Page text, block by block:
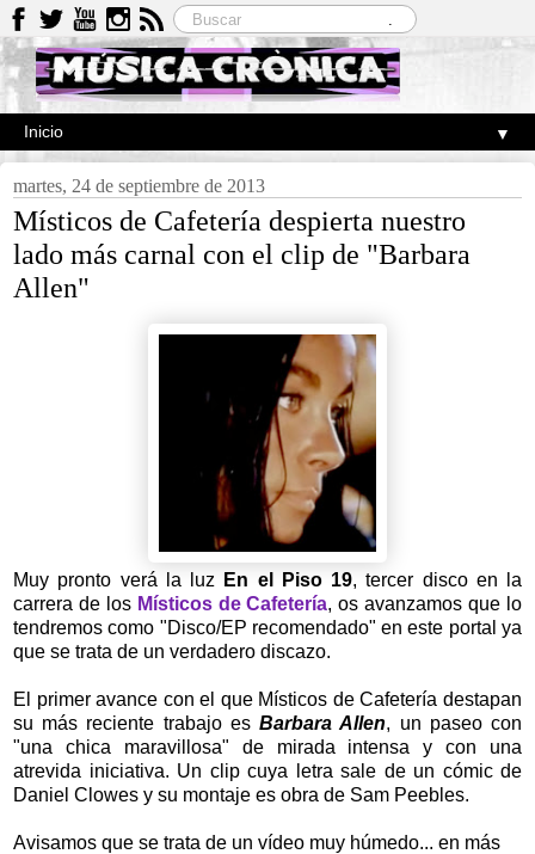
▼
martes, 24 de septiembre de 2013
Místicos de Cafetería despierta nuestro
lado más carnal con el clip de "Barbara
Allen"
Muy pronto verá la luz En el Piso 19, tercer disco en la
carrera de los Místicos de Cafetería, os avanzamos que lo
tendremos como "Disco/EP recomendado" en este portal ya
que se trata de un verdadero discazo.
El primer avance con el que Místicos de Cafetería destapan
su más reciente trabajo esBarbara Allen, un paseo con
"una chica maravillosa" de mirada intensa y con una
atrevida iniciativa. Un clip cuya letra sale de un cómic de
Daniel Clowes y su montaje es obra de Sam Peebles.
Avisamos que se trata de un vídeo muy húmedo... en más